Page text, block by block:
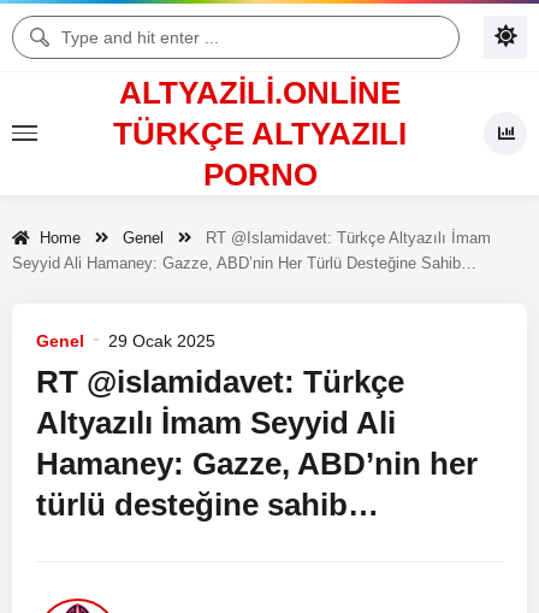
ALTYAZILI.ONLINE
TÜRKÇE ALTYAZILI
PORNO
Home Genel
RT @islamidavet: Türkçe Altyazılı İmam
Seyyid Ali Hamaney: Gazze, ABD’nin Her Türlü Desteğine Sahib…
Genel 29 Ocak 2025
RT @islamidavet: Türkçe
Altyazılı İmam Seyyid Ali
Hamaney: Gazze, ABD’nin her
türlü desteğine sahib…